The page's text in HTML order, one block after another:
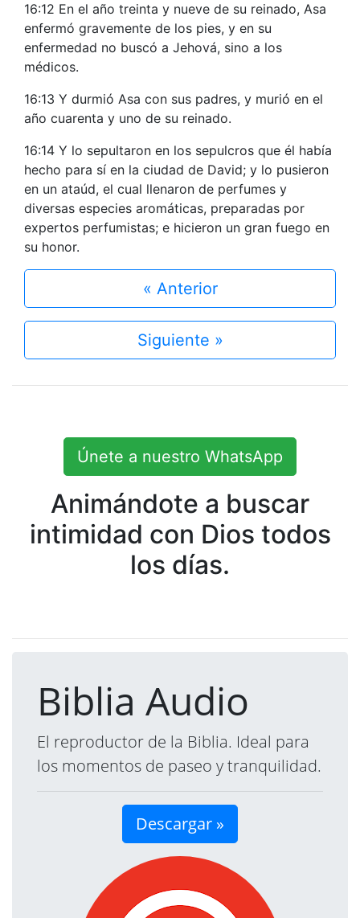
16:12 En el año treinta y nueve de su reinado, Asa
enfermó gravemente de los pies, y en su
enfermedad no buscó a Jehová, sino a los
médicos.
16:13 Y durmió Asa con sus padres, y murió en el
año cuarenta y uno de su reinado.
16:14 Y lo sepultaron en los sepulcros que él había
hecho para sí en la ciudad de David; y lo pusieron
en un ataúd, el cual llenaron de perfumes y
diversas especies aromáticas, preparadas por
expertos perfumistas; e hicieron un gran fuego en
su honor.
« Anterior
Siguiente »
Únete a nuestro WhatsApp
Animándote a buscar
intimidad con Dios todos
los días.
Biblia Audio
El reproductor de la Biblia. Ideal para
los momentos de paseo y tranquilidad.
Descargar »